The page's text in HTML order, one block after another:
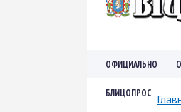
ОФИЦИАЛЬНО
БЛИЦОПРОС